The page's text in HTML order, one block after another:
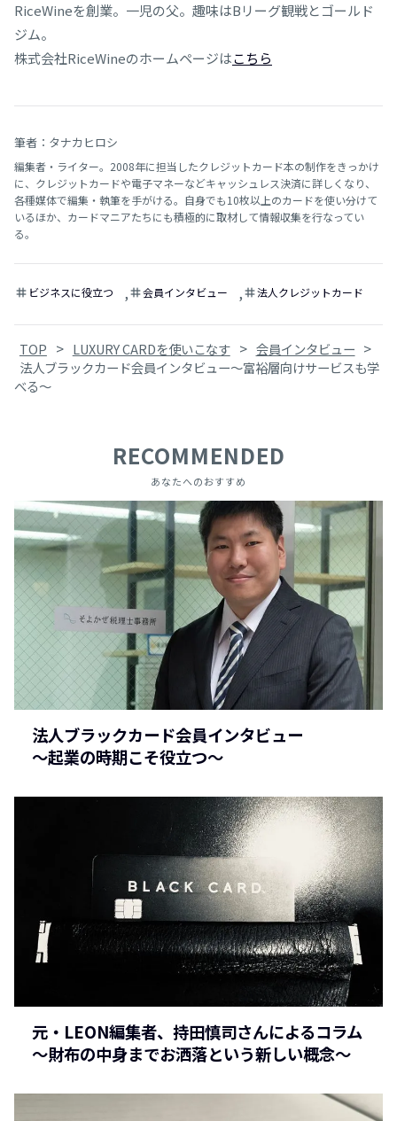
RiceWineを創業。一児の父。趣味はBリーグ観戦とゴールド
ジム。
株式会社RiceWineのホームページはこちら
筆者：タナカヒロシ
編集者・ライター。2008年に担当したクレジットカード本の制作をきっかけ
に、クレジットカードや電子マネーなどキャッシュレス決済に詳しくなり、
各種媒体で編集・執筆を手がける。自身でも10枚以上のカードを使い分けて
いるほか、カードマニアたちにも積極的に取材して情報収集を行なってい
る。
tag ビジネスに役立つ ,tag会員インタビュー ,tag法人クレジットカード
TOP > LUXURY CARDを使いこなす > 会員インタビュー >
法人ブラックカード会員インタビュー〜富裕層向けサービスも学
べる〜
RECOMMENDED
あなたへのおすすめ
法人ブラックカード会員インタビュー
〜起業の時期こそ役立つ〜
元・LEON編集者、持田慎司さんによるコラム
〜財布の中身までお洒落という新しい概念〜